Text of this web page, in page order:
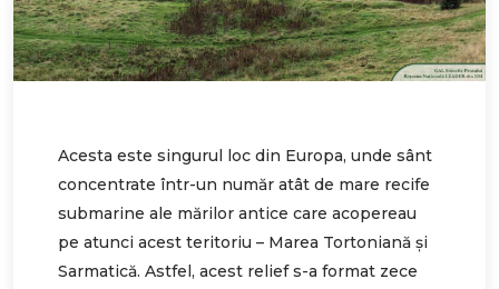
Acesta este singurul loc din Europa, unde sânt
concentrate într-un număr atât de mare recife
submarine ale mărilor antice care acopereau
pe atunci acest teritoriu – Marea Tortoniană şi
Sarmatică. Astfel, acest relief s-a format zece